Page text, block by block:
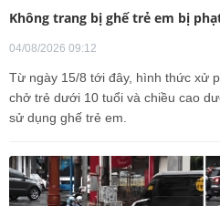
Không trang bị ghế trẻ em bị
04/08/2026 09:12
Từ ngày 15/8 tới đây, hình thức xử
chở trẻ dưới 10 tuổi và chiều cao
sử dụng ghế trẻ em.